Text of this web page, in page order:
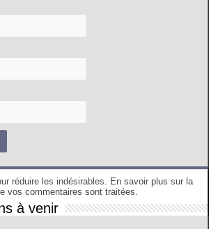
réduire les indésirables. En savoir plus sur la
vos commentaires sont traitées.
à venir